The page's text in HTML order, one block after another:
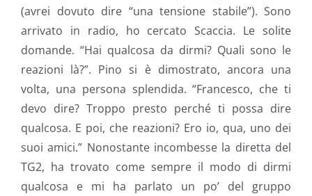
(avrei dovuto dire “una tensione stabile”). Sono
arrivato in radio, ho cercato Scaccia. Le solite
domande. “Hai qualcosa da dirmi? Quali sono le
reazioni là?”. Pino si è dimostrato, ancora una
volta, una persona splendida. “Francesco, che ti
devo dire? Troppo presto perché ti possa dire
qualcosa. E poi, che reazioni? Ero io, qua, uno dei
suoi amici.” Nonostante incombesse la diretta del
TG2, ha trovato come sempre il modo di dirmi
qualcosa e mi ha parlato un po’ del gruppo